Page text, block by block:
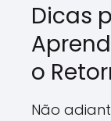
Dicas
o
Não